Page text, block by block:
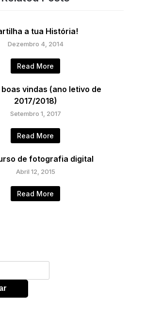
a tua História!
Dezembro 4, 2014
Read More
vindas (ano letivo de
2017/2018)
Setembro 1, 2017
Read More
de fotografia digital
Abril 12, 2015
Read More